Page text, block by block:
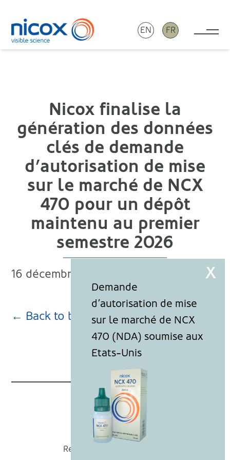
Nicox
EN FR
Nicox finalise la
génération des données
clés de demande
d’autorisation de mise
sur le marché de NCX
470 pour un dépôt
maintenu au premier
semestre 2026
16 décembre 2025
← Back to blog page
Nicox
Recevoir nos actualités